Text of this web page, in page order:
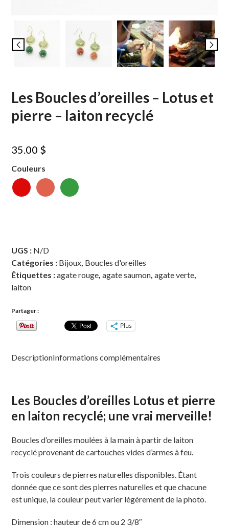
Les Boucles d’oreilles – Lotus et
pierre – laiton recyclé
35.00 $
Couleurs
UGS : N/D
Catégories : Bijoux, Boucles d'oreilles
Étiquettes :agate rouge,agate saumon,agate verte,
laiton
Partager :
Plus
DescriptionInformations complémentaires
Les Boucles d’oreilles Lotus et pierre
en laiton recyclé; une vrai merveille!
Boucles d’oreilles moulées à la main à partir de laiton
recyclé provenant de cartouches vides d’armes à feu.
Trois couleurs de pierres naturelles disponibles. Étant
donnée que ce sont des pierres naturelles et que chacune
est unique, la couleur peut varier légèrement de la photo.
Dimension : hauteur de 6 cm ou 2 3/8″